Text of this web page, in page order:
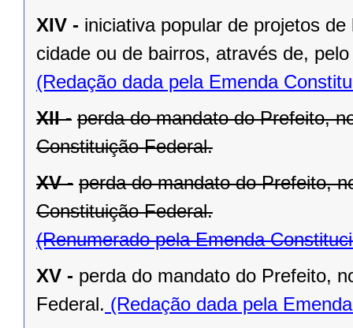
XIV - iniciativa popular de projetos
cidade ou de bairros, através de,
(Redação dada pela Emenda
XII - perda do mandato do Prefeito,
Constituição Federal.
XV - perda do mandato do Prefeito,
Constituição Federal.
(Renumerado pela Emenda
XV - perda do mandato do Prefeito,
Federal. (Redação dada pela